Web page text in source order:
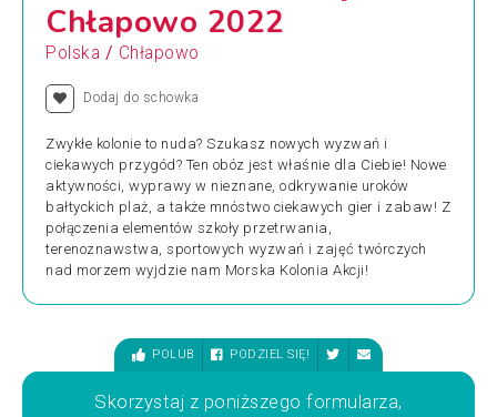
Chłapowo 2022
Polska / Chłapowo
Dodaj do schowka
Zwykłe kolonie to nuda? Szukasz nowych wyzwań i
ciekawych przygód? Ten obóz jest właśnie dla Ciebie! Nowe
aktywności, wyprawy w nieznane, odkrywanie uroków
bałtyckich plaż, a także mnóstwo ciekawych gier i zabaw! Z
połączenia elementów szkoły przetrwania,
terenoznawstwa, sportowych wyzwań i zajęć twórczych
nad morzem wyjdzie nam Morska Kolonia Akcji!
POLUB PODZIEL SIĘ!
Skorzystaj z poniższego formularza,